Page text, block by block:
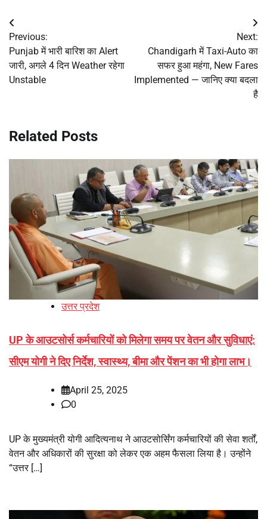
Post
navigation
Previous:
Punjab में भारी बारिश का Alert
जारी, अगले 4 दिन Weather रहेगा
Unstable
Next:
Chandigarh में Taxi-Auto का
सफर हुआ महंगा, New Fares
Implemented — जानिए क्या बदला
है
Related Posts
उत्तर प्रदेश
UP के आउटसोर्स कर्मचारियों को मिलेगा समय पर वेतन और सुविधाएं:
सीएम योगी ने दिए निर्देश, स्वास्थ्य, बीमा और पेंशन का भी होगा लाभ।
April 25, 2025
0
UP के मुख्यमंत्री योगी आदित्यनाथ ने आउटसोर्सिंग कर्मचारियों की सेवा शर्तों,
वेतन और अधिकारों की सुरक्षा को लेकर एक अहम फैसला लिया है। उन्होंने
“उत्तर […]